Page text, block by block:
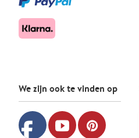
We zijn ook te vinden op
facebook youtube pinterest